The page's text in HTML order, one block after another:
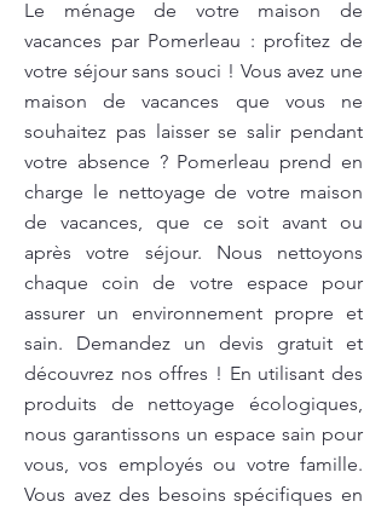
Le ménage de votre maison de
vacances par Pomerleau : profitez de
votre séjour sans souci ! Vous avez une
maison de vacances que vous ne
souhaitez pas laisser se salir pendant
votre absence ? Pomerleau prend en
charge le nettoyage de votre maison
de vacances, que ce soit avant ou
après votre séjour. Nous nettoyons
chaque coin de votre espace pour
assurer un environnement propre et
sain. Demandez un devis gratuit et
découvrez nos offres ! En utilisant des
produits de nettoyage écologiques,
nous garantissons un espace sain pour
vous, vos employés ou votre famille.
Vous avez des besoins spécifiques en